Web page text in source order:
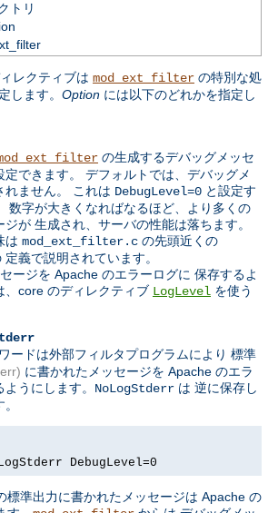
トリ
レクティブは mod_ext_filter の特別な処
します。 Option には以下のどれかを指定し
の生成するデバッグメッセ
定できます。 デフォルトでは、デバッグメ
れません。 これは DebugLevel=0 と設定す
数字が大きくなればなるほど、より多くの
が 生成され、サーバの性能は落ちます。
は mod_ext_filter.c の先頭近くの
義で説明されています。
ージを Apache のエラーログに 保存するよ
、core のディレクティブ LogLevel を使う
ードは外部フィルタプログラムにより 標準
に書かれたメッセージを Apache のエラ
うにします。 NoLogStderr は 逆に保存し
DebugLevel=0
標準出力に書かれたメッセージは Apache の